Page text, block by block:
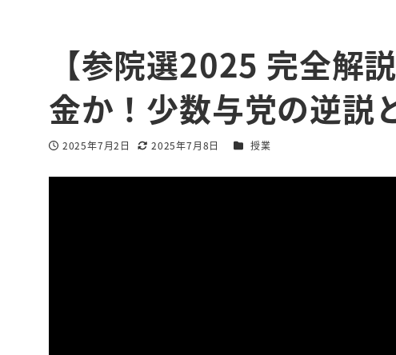
【参院選2025 完全解
金か！少数与党の逆説
投稿日
2025年7月2日
更新日
2025年7月8日
著
カテゴリー
授業